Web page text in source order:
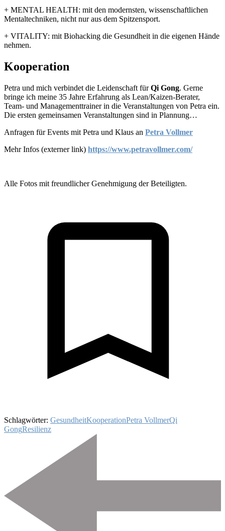
+ MENTAL HEALTH: mit den modernsten, wissenschaftlichen
Mentaltechniken, nicht nur aus dem Spitzensport.
+ VITALITY: mit Biohacking die Gesundheit in die eigenen Hände
nehmen.
Kooperation
Petra und mich verbindet die Leidenschaft fürQi Gong. Gerne
bringe ich meine 35 Jahre Erfahrung als Lean/Kaizen-Berater,
Team- und Managementtrainer in die Veranstaltungen von Petra ein.
Die ersten gemeinsamen Veranstaltungen sind in Plannung…
Anfragen für Events mit Petra und Klaus an Petra Vollmer
Mehr Infos (externer link) https://www.petravollmer.com/
Alle Fotos mit freundlicher Genehmigung der Beteiligten.
Schlagwörter: GesundheitKooperationPetra VollmerQi
GongResilienz
Beitragsnavigation